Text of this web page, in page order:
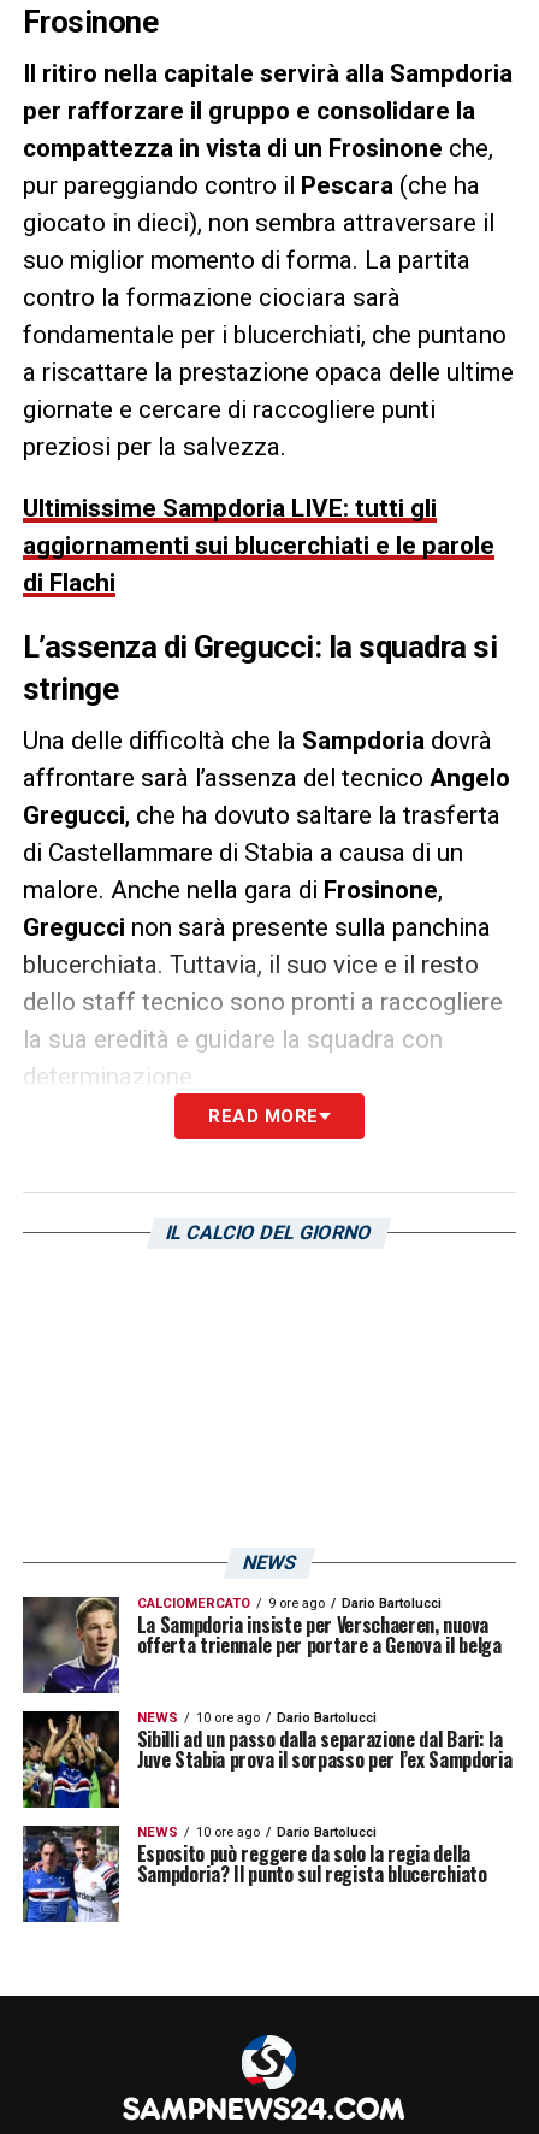
Frosinone
Il ritiro nella capitale servirà alla Sampdoria
per rafforzare il gruppo e consolidare la
compattezza in vista di un Frosinone che,
pur pareggiando contro il Pescara(che ha
giocato in dieci), non sembra attraversare il
suo miglior momento di forma. La partita
contro la formazione ciociara sarà
fondamentale per i blucerchiati, che puntano
a riscattare la prestazione opaca delle ultime
giornate e cercare di raccogliere punti
preziosi per la salvezza.
Ultimissime Sampdoria LIVE: tutti gli
aggiornamenti sui blucerchiati e le parole
di Flachi
L’assenza di Gregucci: la squadra si
stringe
Una delle difficoltà che la Sampdoriadovrà
affrontare sarà l’assenza del tecnico Angelo
Gregucci, che ha dovuto saltare la trasferta
di Castellammare di Stabia a causa di un
malore. Anche nella gara di Frosinone,
Gregucci non sarà presente sulla panchina
blucerchiata. Tuttavia, il suo vice e il resto
dello staff tecnico sono pronti a raccogliere
la sua eredità e guidare la squadra con
determinazione.
La Sampdoria dovrà dunque affrontare con
energie e migliorare la compattezza del
READ MORE
IL CALCIO DEL GIORNO
NEWS
CALCIOMERCATO 9 ore ago Dario Bartolucci
La Sampdoria insiste per Verschaeren, nuova
offerta triennale per portare a Genova il belga
NEWS 10 ore ago Dario Bartolucci
Sibilli ad un passo dalla separazione dal Bari: la
Juve Stabia prova il sorpasso per l’ex Sampdoria
NEWS 10 ore ago Dario Bartolucci
Esposito può reggere da solo la regia della
Sampdoria? Il punto sul regista blucerchiato